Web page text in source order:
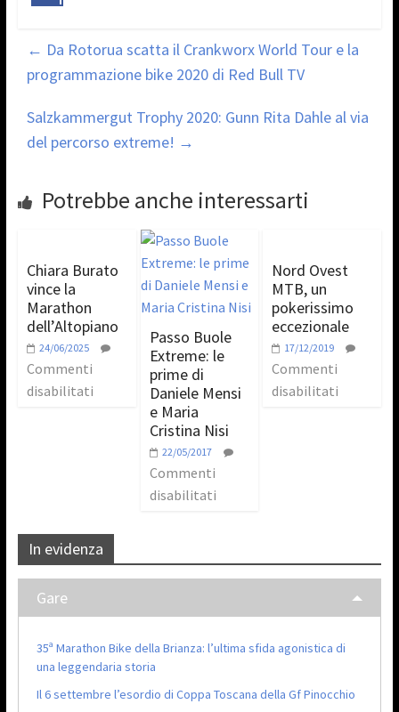
← Da Rotorua scatta il Crankworx World Tour e la
programmazione bike 2020 di Red Bull TV
Salzkammergut Trophy 2020: Gunn Rita Dahle al via
del percorso extreme! →
Potrebbe anche interessarti
Chiara Burato
vince la
Marathon
dell’Altopiano
24/06/2025
Commenti
disabilitati
Passo Buole
Extreme: le
prime di
Daniele Mensi
e Maria
Cristina Nisi
22/05/2017
Commenti
disabilitati
Nord Ovest
MTB, un
pokerissimo
eccezionale
17/12/2019
Commenti
disabilitati
In evidenza
Gare
35ª Marathon Bike della Brianza: l’ultima sfida agonistica di
una leggendaria storia
Il 6 settembre l’esordio di Coppa Toscana della Gf Pinocchio